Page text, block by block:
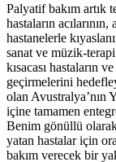
Palyatif bakım artık
hastaların acılarının,
hastanelerle
sanat ve müzik-
kısacası hastaların
geçirmelerini
olan Avustralya’nın
içine tamamen
Benim gönüllü olarak
yatan hastalar için
bakım verecek bir